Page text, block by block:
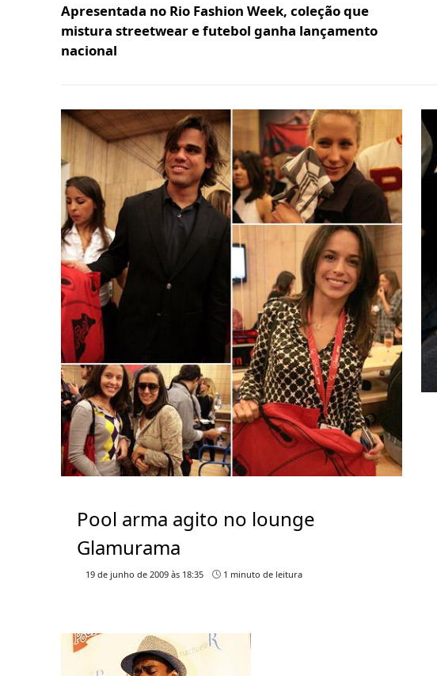
Apresentada no Rio Fashion Week, coleção que
mistura streetwear e futebol ganha lançamento
nacional
Pool arma agito no lounge
Glamurama
19 de junho de 2009 às 18:35 1 minuto de leitura